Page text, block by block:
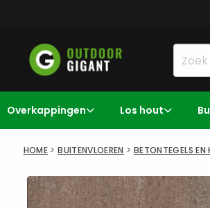
Overkappingen Los hout
HOME >BUITENVLOEREN > BETONTEGELS EN